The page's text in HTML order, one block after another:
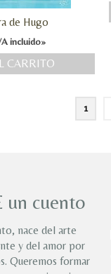
de Hugo
incluido»
CARRITO
1
un cuento
nace del arte
y del amor por
Queremos formar